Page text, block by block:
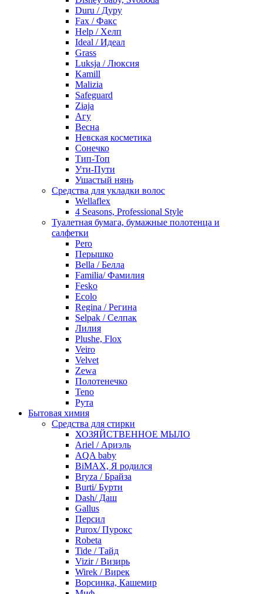
Duru / Дуру
Fax / Факс
Help / Хелп
Ideal / Идеал
Grass
Luksja / Люксия
Kamill
Malizia
Safeguard
Ziaja
Агу
Весна
Невская косметика
Сонечко
Тип-Топ
Ути-Пути
Ушастый нянь
Средства для укладки волос
Wellaflex
4 Seasons, Professional Style
Туалетная бумага, бумажные полотенца и
салфетки
Pero
Перышко
Bella / Белла
Familia/ Фамилия
Fesko
Ecolo
Regina / Регина
Selpak / Селпак
Лилия
Plushe, Flox
Veiro
Velvet
Zewa
Полотенечко
Teno
Рута
Бытовая химия
Средства для стирки
ХОЗЯЙСТВЕННОЕ МЫЛО
Ariel / Ариэль
AQA baby
BiMAX, Я родился
Bryza / Брайза
Burti/ Бурти
Dash/ Даш
Gallus
Персил
Purox/ Пурокс
Robeta
Tide / Тайд
Vizir / Визирь
Wirek / Вирек
Ворсинка, Кашемир